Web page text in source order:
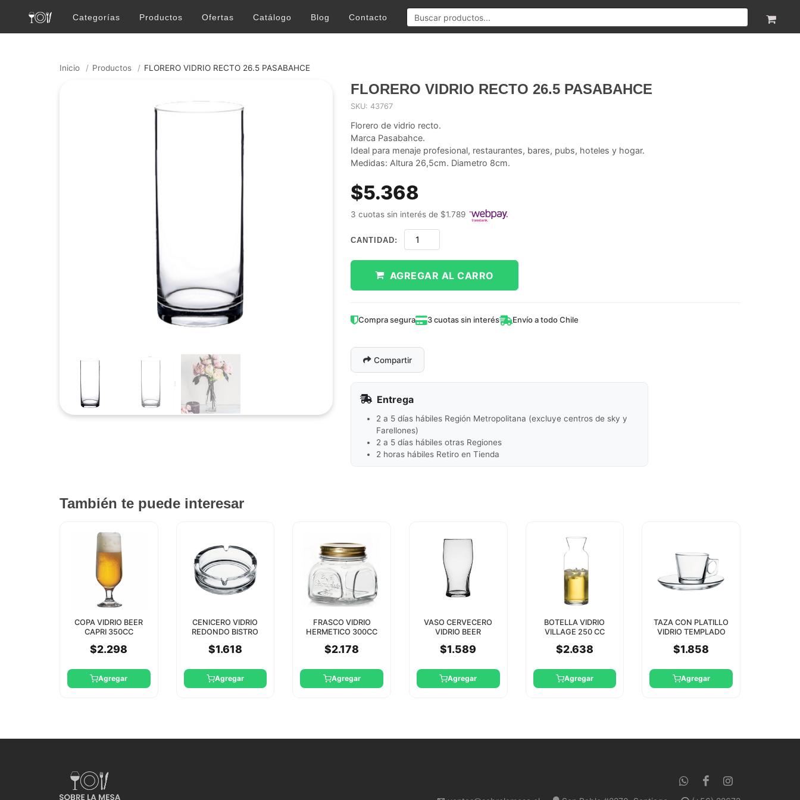
Categorías Productos Ofertas Catálogo Blog Contacto
Inicio / Productos / FLORERO VIDRIO RECTO 26.5 PASABAHCE
FLORERO VIDRIO RECTO 26.5 PASABAHCE
SKU: 43767
Florero de vidrio recto.
Marca Pasabahce.
Ideal para menaje profesional, restaurantes, bares, pubs, hoteles y hogar.
Medidas: Altura 26,5cm. Diametro 8cm.
$5.368
3 cuotas sin interés de $1.789
CANTIDAD:
AGREGAR AL CARRO
Compra segura 3 cuotas sin interés Envío a todo Chile
Compartir
Entrega
2 a 5 días hábiles Región Metropolitana (excluye centros de sky y
Farellones)
2 a 5 días hábiles otras Regiones
2 horas hábiles Retiro en Tienda
También te puede interesar
COPA VIDRIO BEER
CAPRI 350CC
$2.298
Agregar
CENICERO VIDRIO
REDONDO BISTRO
$1.618
Agregar
FRASCO VIDRIO
HERMETICO 300CC
$2.178
Agregar
VASO CERVECERO
VIDRIO BEER
570CC PASABAHCE
$1.589
Agregar
BOTELLA VIDRIO
VILLAGE 250 CC
$2.638
Agregar
TAZA CON PLATILLO
VIDRIO TEMPLADO
PASABAHCE
$1.858
Agregar